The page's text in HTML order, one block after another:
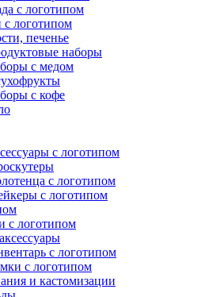
с логотипом
логотипом
печенье
наборы
с медом
с кофе
с логотипом
с логотипом
с логотипом
с логотипом
с логотипом
с логотипом
и кастомизации